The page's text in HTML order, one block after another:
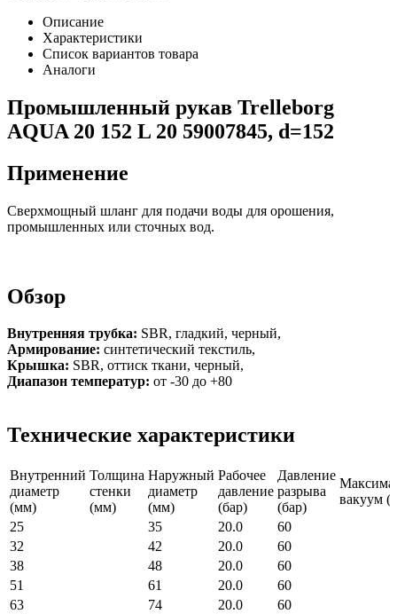
Описание
Характеристики
Список вариантов товара
Аналоги
Промышленный рукав Trelleborg
AQUA 20 152 L 20 59007845, d=152
Применение
Сверхмощный шланг для подачи воды для орошения,
промышленных или сточных вод.
Обзор
Внутренняя трубка: SBR, гладкий, черный,
Армирование: синтетический текстиль,
Крышка: SBR, оттиск ткани, черный,
Диапазон температур: от -30 до +80
Технические характеристики
Внутренний
диаметр
(мм)
Толщина
стенки
(мм)
Наружный
диаметр
(мм)
Рабочее
давление
(бар)
Давление
разрыва
(бар)
вакуум
25
35 20.0
60
32
42 20.0
60
38
48 20.0
60
51
61 20.0
60
63
74 20.0
60